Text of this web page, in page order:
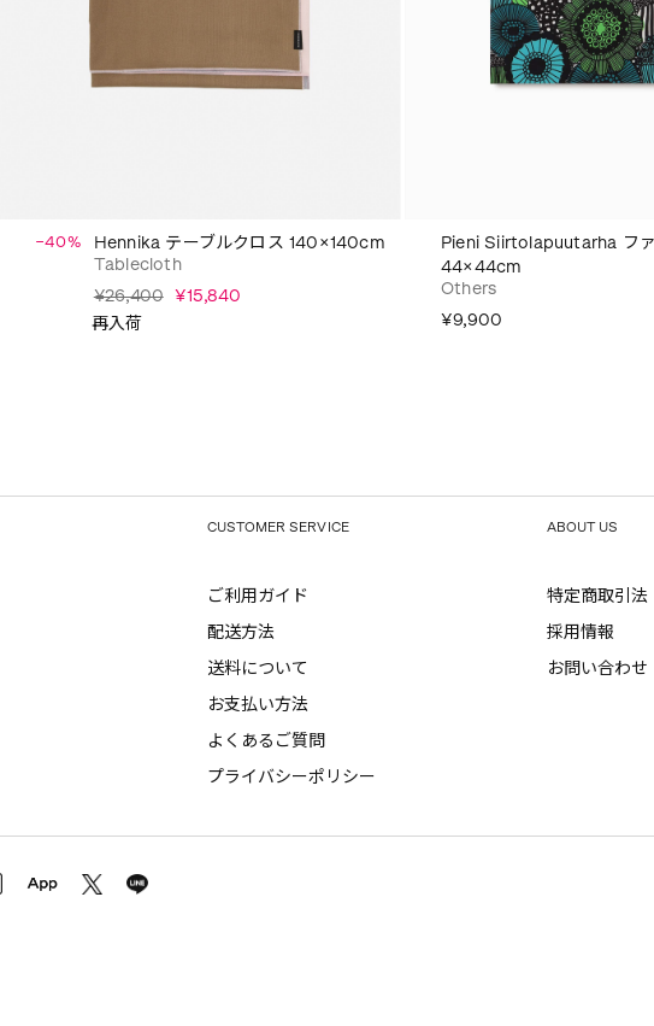
−40%
Hennika テーブルクロス 140×140cm
Tablecloth
¥26,400 ¥15,840
再入荷
Pieni Siirtolapuutarha フ
44×44cm
Others
¥9,900
CUSTOMER SERVICE
ご利用ガイド
配送方法
送料について
お支払い方法
よくあるご質問
プライバシーポリシー
ABOUT US
特定商取引法
採用情報
お問い合わせ